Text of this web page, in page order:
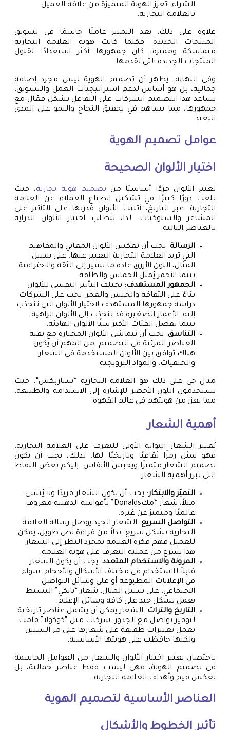
الشراء. تعزز الهوية المتميزة من علاقة العميل
بالعلامة التجارية.
علاوة على ذلك، يعد التمييز عاملًا حاسمًا في تسويق
المنتجات الجديدة. فكلما كانت هوية العلامة التجارية
متماسكة ومميزة، كان جمهورها أكثر استعدادًا لقبول
المنتجات الجديدة التي تقدمها.
وفي النهاية، يظهر أن تصميم الهوية ليس مجرد إضافة
جمالية، بل هو أساس لدعم استراتيجيات العمل والتسويق.
يساعد هذا التصميم الشركات على التفاعل بشكل فعّال مع
جمهورها، مما يساهم في تحقيق النجاح والنمو على المدى
البعيد.
عوامل تصميم الهوية
اختيار الألوان الصحيحة
تعتبر الألوان جزءًا أساسيًا من تصميم هوية تجارية، حيث
تلعب دورًا كبيرًا في تشكيل انطباع العملاء عن العلامة
التجارية. عبر التاريخ، أثبتت الألوان قدرتها على التأثير على
المشاعر والسلوكيات. لذا، يتطلب اختيار الألوان الدراية
بالعناصر التالية:
الرسالة: يجب أن تعكس الألوان المعاني والمفاهيم
التي تريد العلامة التجارية التعبير عنها. على سبيل
المثال، اللون الأزرق عادة ما يشير إلى الثقة والاحترافية،
بينما الأحمر يُمثل الحماس والطاقة.
الجمهور المستهدف: يختلف التأثير النفسي للألوان
بناءً على الثقافة والجنس والعمر. يجب على الشركات
دراسة جمهورها المستهدف لاختيار الألوان التي تنجذب
إليه. الأعمار الصغيرة قد تنجذب إلى الألوان الزاهية،
بينما تفضل الفئات الأكبر سنًا الألوان الهادئة.
التناسق: يجب أن تتماشى الألوان المختارة مع بقية
العناصر المرئية في التصميم. من المهم أن يكون
هناك توافق بين الألوان المستخدمة في الشعار،
والخلفيات، والمواد الترويجية.
مثال حي على ذلك هو العلامة التجارية “ستاربكس”، حيث
يستخدمون اللون الأخضر للإشارة إلى الاستدامة والطبيعة،
مما يعزز من هويتهم في عالم القهوة.
أهمية الشعار
يُعتبر الشعار البوابة الأولى للتعرف على العلامة التجارية،
فهو يمثل رمزًا ثقافيًا وتاريخيًا لها. لذلك، يجب أن يكون
تصميم الشعار متميزًا ويحبس الأنفاس. إليكم بعض النقاط
التي تبرز أهمية الشعار:
التميّز والابتكار: يجب أن يكون الشعار فريدًا ولا يُنسَى.
مثلاً، شعار “مكDonalds” بأقواسه الذهبية معروف
عالميًا ومتميز عن غيره.
التواصل السريع: الشعار الجيد يوصل رسالة العلامة
التجارية بشكل سريع. بدلاً من قراءة نص طويل، يمكن
للعميل فهم فكرة العلامة بمجرد النظر إلى الشعار.
هذا يسرع من عملية التعرف على هوية العلامة.
المرونة والاستخدام المتعدد: يجب أن يكون الشعار
قابلاً للاستخدام في مختلف الأشكال والأحجام، سواء
في الإعلانات المطبوعة أو على وسائل التواصل
الاجتماعي. على سبيل المثال، شعار “نايكي” البسيط
يعمل بشكل جيد على كافة وسائل الإعلام.
التاريخ والتراث: الشعار يمكن أن يشمل عناصر تاريخية
لتوفير تواصل مع الجذور. شركات مثل “كوكولا” قامت
بعمل تغييرات طفيفة على شعارها على مر السنين
ولكنها حافظت على هويتها الأساسية.
باختصار، يعتبر اختيار الألوان والشعار من العوامل الحاسمة
في تصميم الهوية، فهي ليست فقط عناصر جمالية، بل
تعكس قيم وأهداف العلامة التجارية.
العناصر الأساسية لتصميم الهوية